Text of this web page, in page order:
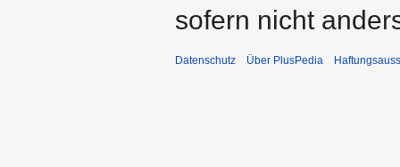
sofern nicht
Datenschutz Über PlusPedia